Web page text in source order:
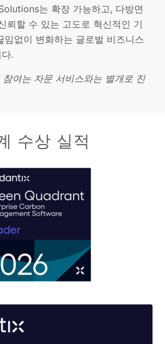
는 확장 가능하고, 다방면
뢰할 수 있는 고도로 혁신적인 기
임없이 변화하는 글로벌 비즈니스
.
여는 자문 서비스와는 별개로 진
수상 실적